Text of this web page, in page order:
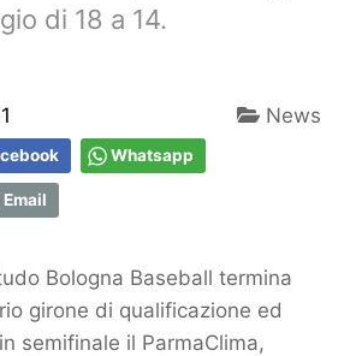
di 18 a 14.
News
Whatsapp
Email
Bologna Baseball termina
girone di qualificazione ed
semifinale il ParmaClima,